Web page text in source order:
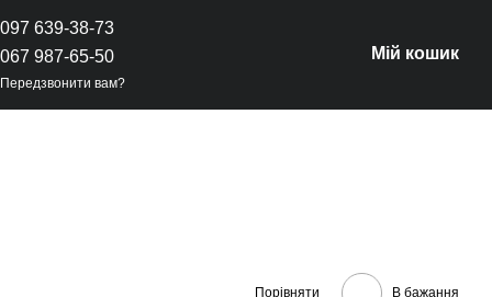
097 639-38-73
067 987-65-50
Передзвонити вам?
Мій кошик
Порівняти В бажання